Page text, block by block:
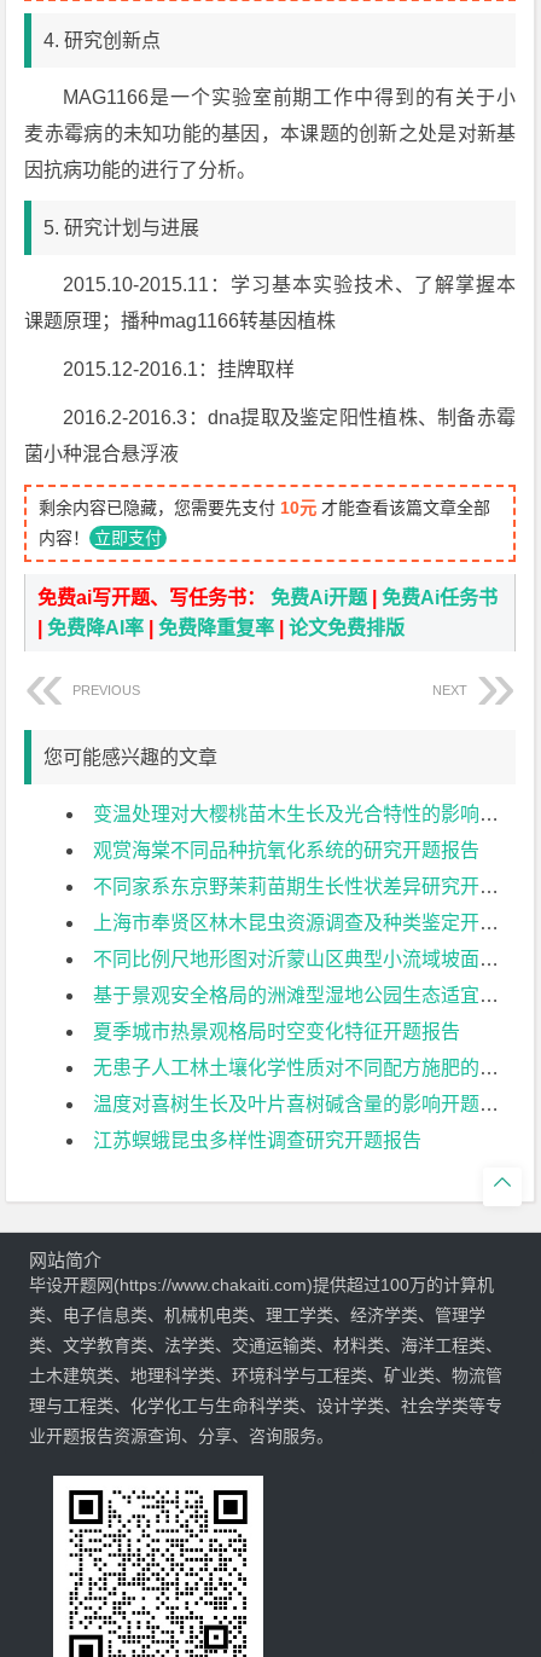
4. 研究创新点
MAG1166是一个实验室前期工作中得到的有关于小
麦赤霉病的未知功能的基因，本课题的创新之处是对新基
因抗病功能的进行了分析。
5. 研究计划与进展
2015.10-2015.11：学习基本实验技术、了解掌握本
课题原理；播种mag1166转基因植株
2015.12-2016.1：挂牌取样
2016.2-2016.3：dna提取及鉴定阳性植株、制备赤霉
菌小种混合悬浮液
剩余内容已隐藏，您需要先支付 10元 才能查看该篇文章全部
内容！ 立即支付
免费ai写开题、写任务书：免费Ai开题 |免费Ai任务书
|免费降AI率 |免费降重复率 |论文免费排版
PREVIOUS NEXT
您可能感兴趣的文章
变温处理对大樱桃苗木生长及光合特性的影响开题报告
观赏海棠不同品种抗氧化系统的研究开题报告
不同家系东京野茉莉苗期生长性状差异研究开题报告
上海市奉贤区林木昆虫资源调查及种类鉴定开题报告
不同比例尺地形图对沂蒙山区典型小流域坡面地形因子提取的影响开题报告
基于景观安全格局的洲滩型湿地公园生态适宜性分区优化方法研究开题报告
夏季城市热景观格局时空变化特征开题报告
无患子人工林土壤化学性质对不同配方施肥的响应开题报告
温度对喜树生长及叶片喜树碱含量的影响开题报告
江苏螟蛾昆虫多样性调查研究开题报告

网站简介
毕设开题网(https://www.chakaiti.com)提供超过100万的计算机
类、电子信息类、机械机电类、理工学类、经济学类、管理学
类、文学教育类、法学类、交通运输类、材料类、海洋工程类、
土木建筑类、地理科学类、环境科学与工程类、矿业类、物流管
理与工程类、化学化工与生命科学类、设计学类、社会学类等专
业开题报告资源查询、分享、咨询服务。